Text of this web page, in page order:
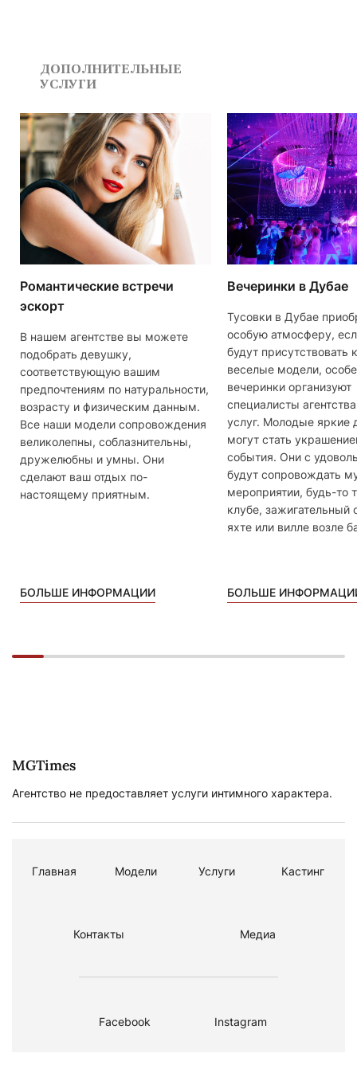
ДОПОЛНИТЕЛЬНЫЕ
УСЛУГИ
Романтические встречи
эскорт
В нашем агентстве вы можете
подобрать девушку,
соответствующую вашим
предпочтениям по натуральности,
возрасту и физическим данным.
Все наши модели сопровождения
великолепны, соблазнительны,
дружелюбны и умны. Они
сделают ваш отдых по-
настоящему приятным.
БОЛЬШЕ ИНФОРМАЦИИ
Вечеринки в Дубае
Тусовки в Дубае
особую атмосферу,
будут присутствовать
веселые модели,
вечеринки организуют
специалисты
услуг. Молодые яркие
могут стать
события. Они с
будут сопровождать
мероприятии, будь-то
клубе, зажигательный
яхте или вилле возле
БОЛЬШЕ
MGTimes
Агентство не предоставляет услуги интимного характера.
Главная Модели Услуги Кастинг
Контакты Медиа
Facebook Instagram